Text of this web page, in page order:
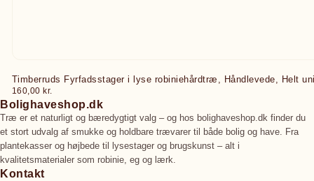
Timberruds Fyrfadsstager i lyse robiniehårdtræ, Håndlevede, Helt
160,00 kr.
Bolighaveshop.dk
Træ er et naturligt og bæredygtigt valg – og hos bolighaveshop.dk finder du
et stort udvalg af smukke og holdbare trævarer til både bolig og have. Fra
plantekasser og højbede til lysestager og brugskunst – alt i
kvalitetsmaterialer som robinie, eg og lærk.
Kontakt